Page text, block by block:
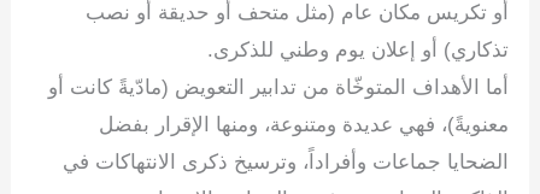
أو تكريس مكان عام (مثل متحف أو حديقة أو نصب
تذكاري) أو إعلان يوم وطني للذكرى.
أما الأهداف المتوخّاة من تدابير التعويض (مادّيةً كانت أو
معنويةً)، فهي عديدة ومتنوعة، ومنها الإقرار بفضل
الضحايا جماعات وأفراداً، وترسيخ ذكرى الانتهاكات في